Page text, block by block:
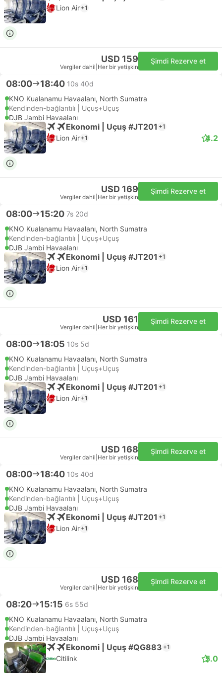
Lion Air +1
USD 159
Vergiler dahil Her bir yetişkin
Şimdi Rezerve et
08:00 18:40 10s 40d
KNO Kualanamu Havaalanı, North Sumatra
Kendinden-bağlantılı | Uçuş+Uçuş
DJB Jambi Havaalanı
Ekonomi | Uçuş #JT201 +1
Lion Air +1 4.2
USD 169
Vergiler dahil Her bir yetişkin
Şimdi Rezerve et
08:00 15:20 7s 20d
KNO Kualanamu Havaalanı, North Sumatra
Kendinden-bağlantılı | Uçuş+Uçuş
DJB Jambi Havaalanı
Ekonomi | Uçuş #JT201 +1
Lion Air +1
USD 161
Vergiler dahil Her bir yetişkin
Şimdi Rezerve et
08:00 18:05 10s 5d
KNO Kualanamu Havaalanı, North Sumatra
Kendinden-bağlantılı | Uçuş+Uçuş
DJB Jambi Havaalanı
Ekonomi | Uçuş #JT201 +1
Lion Air +1
USD 168
Vergiler dahil Her bir yetişkin
Şimdi Rezerve et
08:00 18:40 10s 40d
KNO Kualanamu Havaalanı, North Sumatra
Kendinden-bağlantılı | Uçuş+Uçuş
DJB Jambi Havaalanı
Ekonomi | Uçuş #JT201 +1
Lion Air +1
USD 168
Vergiler dahil Her bir yetişkin
Şimdi Rezerve et
08:20 15:15 6s 55d
KNO Kualanamu Havaalanı, North Sumatra
Kendinden-bağlantılı | Uçuş+Uçuş
DJB Jambi Havaalanı
Ekonomi | Uçuş #QG883 +1
Citilink 5.0